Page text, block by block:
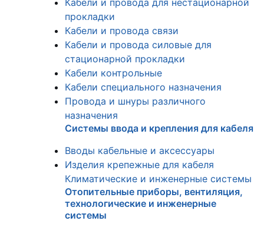
Кабели и провода для нестационарной
прокладки
Кабели и провода связи
Кабели и провода силовые для
стационарной прокладки
Кабели контрольные
Кабели специального назначения
Провода и шнуры различного
назначения
Системы ввода и крепления для кабеля
Вводы кабельные и аксессуары
Изделия крепежные для кабеля
Климатические и инженерные системы
Отопительные приборы, вентиляция,
технологические и инженерные
системы